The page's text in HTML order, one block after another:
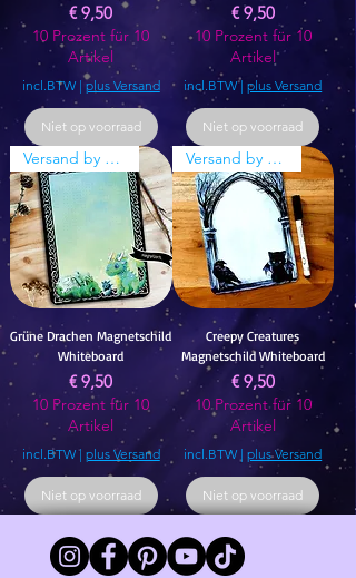
Prijs
€ 9,50
10 Prozent für 10
Artikel
incl.BTW | plus Versand
Niet op voorraad
Prijs
€ 9,50
10 Prozent für 10
Artikel
incl.BTW|plus Versand
Niet op voorraad
Versand by Tiny Tami
Grüne Drachen Magnetschild
Whiteboard
Prijs
€ 9,50
10 Prozent für 10
Artikel
incl.BTW | plus Versand
Niet op voorraad
Versand by Tiny Tami
Creepy Creatures
Magnetschild Whiteboard
Prijs
€ 9,50
10 Prozent für 10
Artikel
incl.BTW |plus Versand
Niet op voorraad